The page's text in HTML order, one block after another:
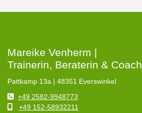
Mareike Venherm |
Trainerin, Beraterin & Coach
Pattkamp 13a | 48351 Everswinkel
+49 2582-9948773
+49 152-58932211